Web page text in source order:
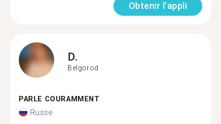
Obtenir l'appli
D.
Belgorod
PARLE COURAMMENT
Russe